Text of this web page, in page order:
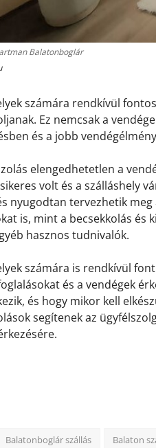
Balatonboglár
számára rendkívül
Ez nemcsak a
és a jobb
elengedhetetlen a
volt és a szálláshely
nyugodtan tervezhetik
is, mint a becsekkolás és
hasznos tudnivalók.
számára is rendkívül
és a vendégek
és hogy mikor kell
segítenek az
Balatonboglár szállás Balaton